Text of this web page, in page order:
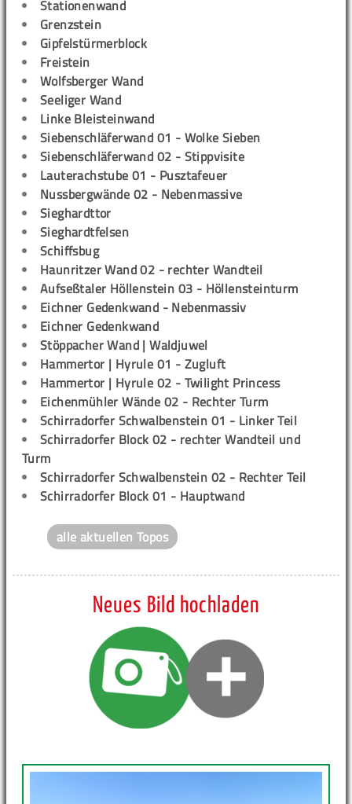
Stationenwand
Grenzstein
Gipfelstürmerblock
Freistein
Wolfsberger Wand
Seeliger Wand
Linke Bleisteinwand
Siebenschläferwand 01 - Wolke Sieben
Siebenschläferwand 02 - Stippvisite
Lauterachstube 01 - Pusztafeuer
Nussbergwände 02 - Nebenmassive
Sieghardttor
Sieghardtfelsen
Schiffsbug
Haunritzer Wand 02 - rechter Wandteil
Aufseßtaler Höllenstein 03 - Höllensteinturm
Eichner Gedenkwand - Nebenmassiv
Eichner Gedenkwand
Stöppacher Wand | Waldjuwel
Hammertor | Hyrule 01 - Zugluft
Hammertor | Hyrule 02 - Twilight Princess
Eichenmühler Wände 02 - Rechter Turm
Schirradorfer Schwalbenstein 01 - Linker Teil
Schirradorfer Block 02 - rechter Wandteil und
Turm
Schirradorfer Schwalbenstein 02 - Rechter Teil
Schirradorfer Block 01 - Hauptwand
alle aktuellen Topos
Neues Bild hochladen